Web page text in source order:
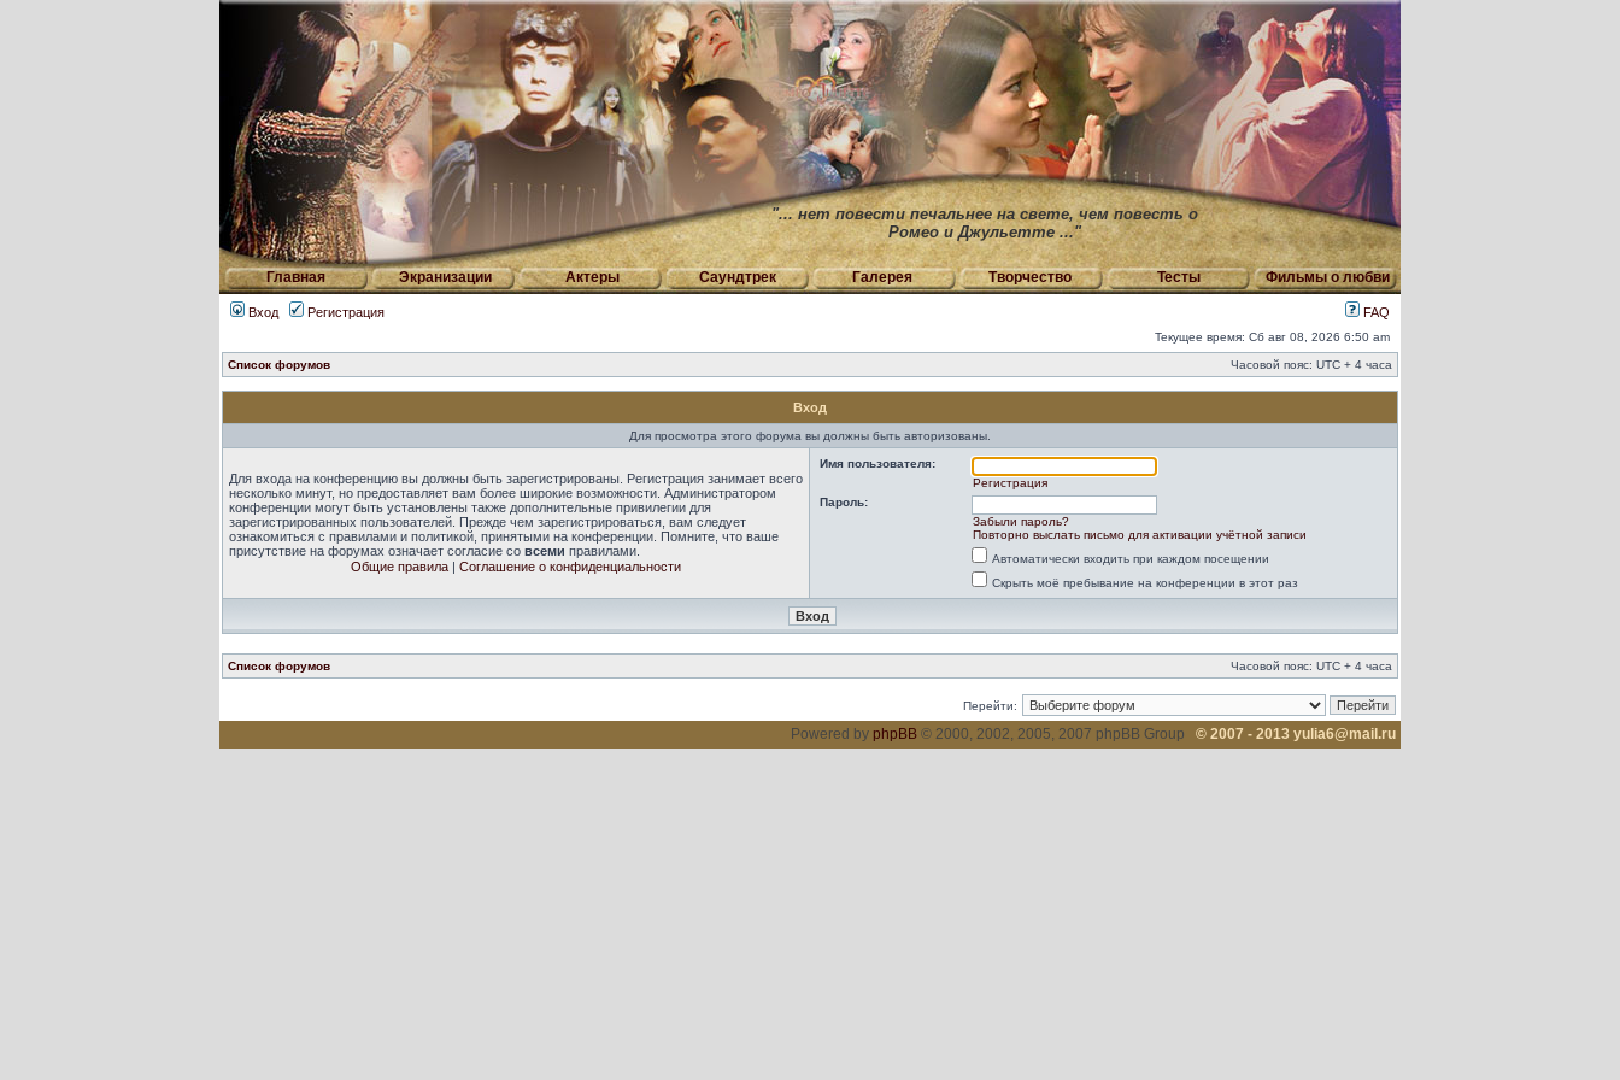
"... нет повести печальнее на свете, чем повесть о
Ромео и Джульетте ..."
Главная Экранизации Актеры Саундтрек Галерея Творчество Тесты Фильмы о любви
Вход Регистрация FAQ
Текущее время: Сб авг 08, 2026 6:50 am
Список форумов Часовой пояс: UTC + 4 часа
Вход
Для просмотра этого форума вы должны быть авторизованы.
Для входа на конференцию вы должны быть зарегистрированы. Регистрация занимает всего
несколько минут, но предоставляет вам более широкие возможности. Администратором
конференции могут быть установлены также дополнительные привилегии для
зарегистрированных пользователей. Прежде чем зарегистрироваться, вам следует
ознакомиться с правилами и политикой, принятыми на конференции. Помните, что ваше
присутствие на форумах означает согласие со всеми правилами.
Общие правила | Соглашение о конфиденциальности
Имя пользователя:
Регистрация
Пароль:
Забыли пароль?
Повторно выслать письмо для активации учётной записи
Автоматически входить при каждом посещении
Скрыть моё пребывание на конференции в этот раз
Список форумов Часовой пояс: UTC + 4 часа
Перейти:
Powered by phpBB © 2000, 2002, 2005, 2007 phpBB Group © 2007 - 2013 yulia6@mail.ru